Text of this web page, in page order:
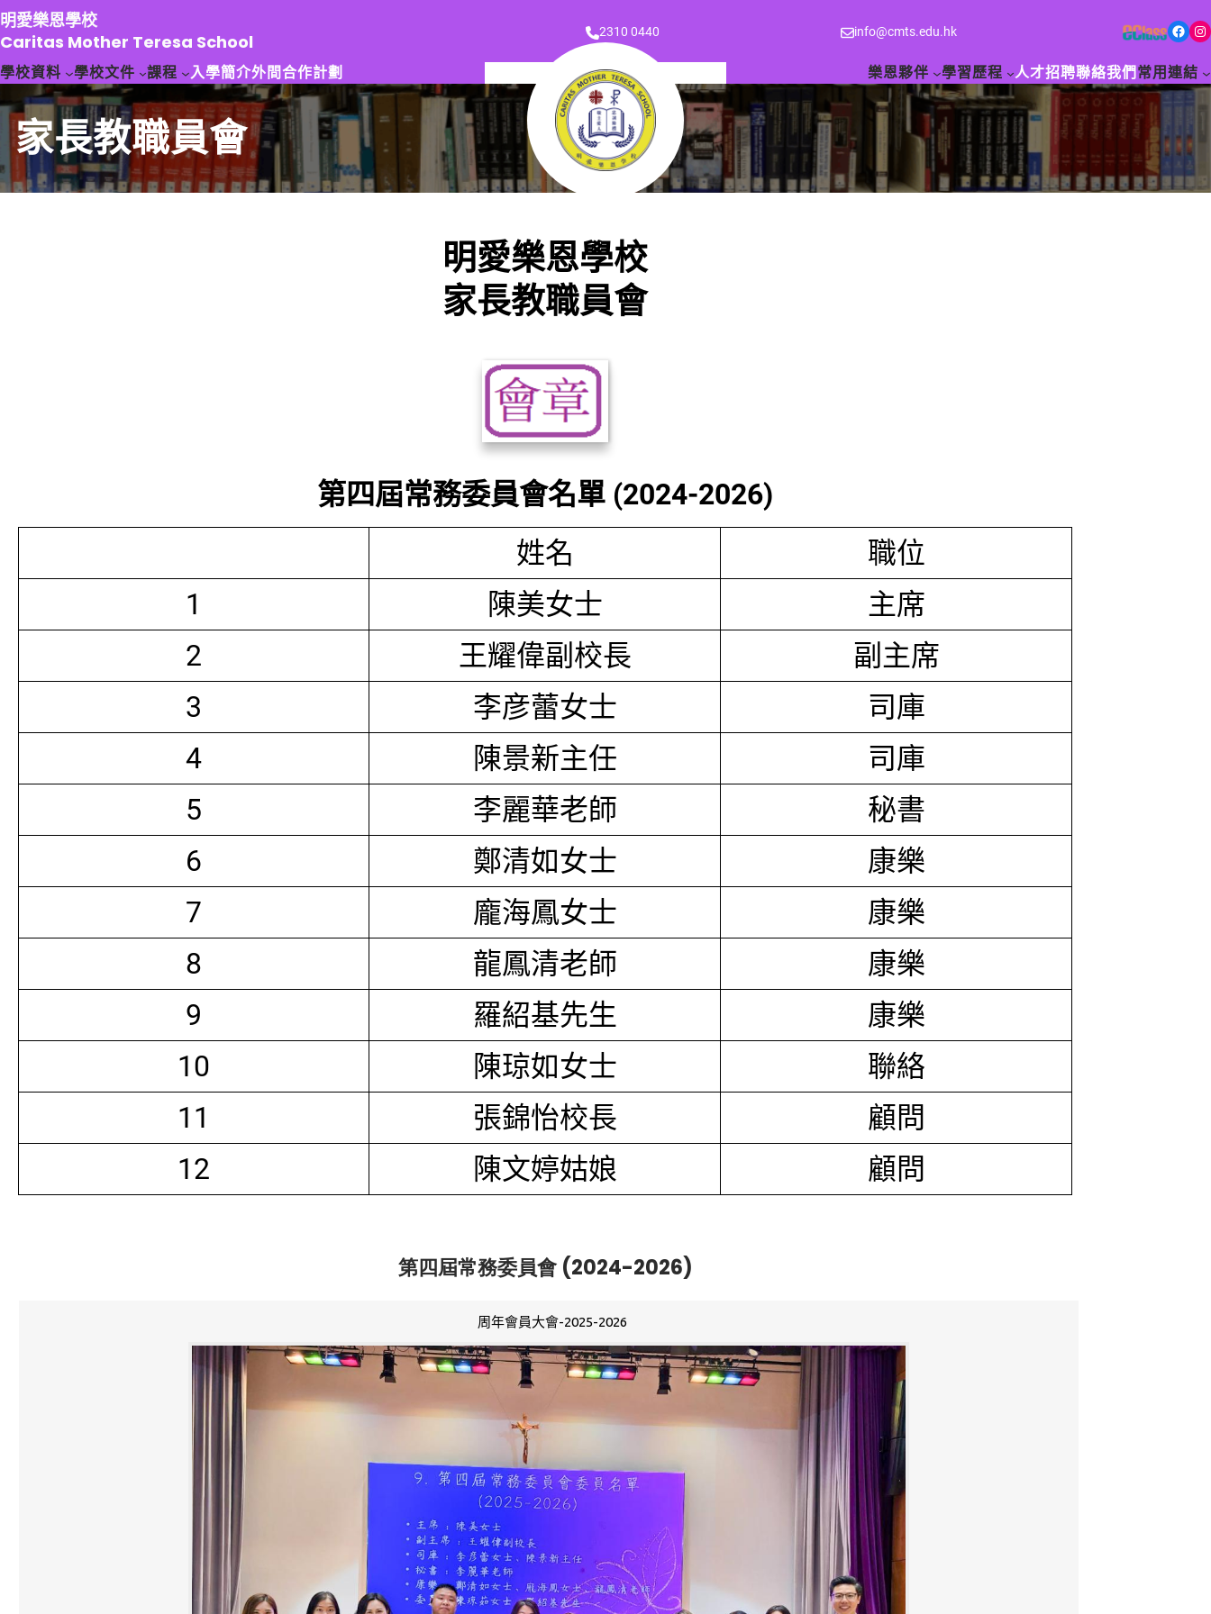
跳
至
主
要
容
明愛樂恩學校
Caritas Mother Teresa School
2310 0440 info@cmts.edu.hk Facebook Instagram
學校資料 學校文件 課程 入學簡介外間合作計劃 樂恩夥伴 學習歷程 人才招聘聯絡我們 常用連結
家長教職員會
明愛樂恩學校
家長教職員會
第四屆常務委員會名單 (2024-2026)
姓名
職位
1
陳美女士
主席
2
王耀偉副校長
副主席
3
李彦蕾女士
司庫
4
陳景新主任
司庫
5
李麗華老師
秘書
6
鄭清如女士
康樂
7
龐海鳳女士
康樂
8
龍鳳清老師
康樂
9
羅紹基先生
康樂
10
陳琼如女士
聯絡
11
張錦怡校長
顧問
12
陳文婷姑娘 顧問
第四屆常務委員會 (2024-2026)
周年會員大會-2025-2026